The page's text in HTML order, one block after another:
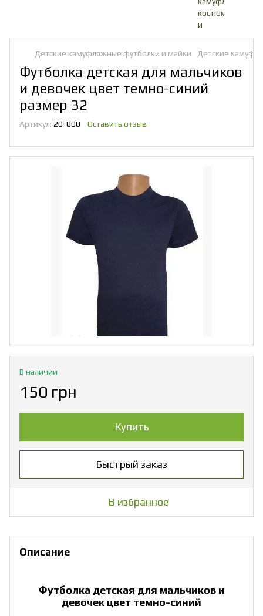
Детские камуфляжные футболки и майки Детские
Футболка детская для мальчиков
и девочек цвет темно-синий
размер 32
Артикул: 20-808 Оставить отзыв
В наличии
150 грн
Купить
Быстрый заказ
В избранное
Описание
Футболка детская для мальчиков и
девочек цвет темно-синий